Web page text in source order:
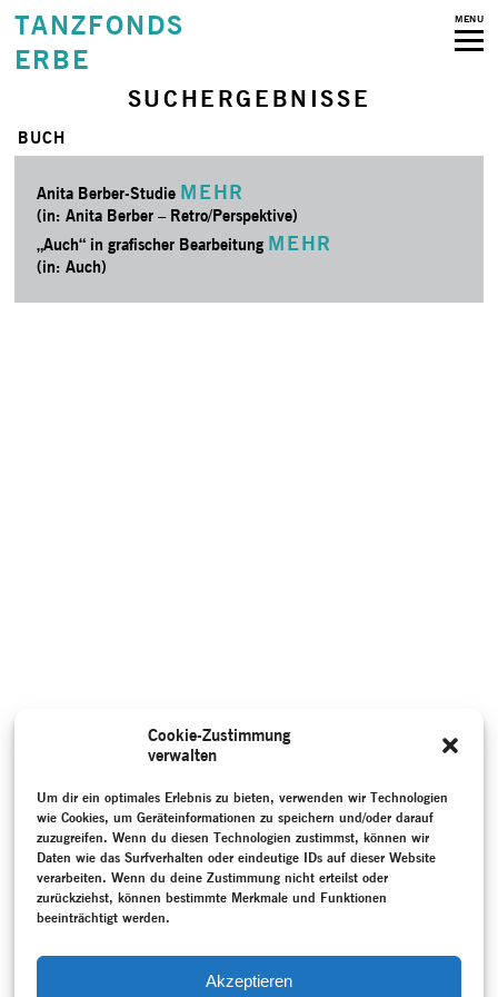
Cookie-Zustimmung
verwalten
Um dir ein optimales Erlebnis zu bieten, verwenden wir Technologien
wie Cookies, um Geräteinformationen zu speichern und/oder darauf
zuzugreifen. Wenn du diesen Technologien zustimmst, können wir
Daten wie das Surfverhalten oder eindeutige IDs auf dieser Website
verarbeiten. Wenn du deine Zustimmung nicht erteilst oder
zurückziehst, können bestimmte Merkmale und Funktionen
beeinträchtigt werden.
Akzeptieren
TANZFONDS
ERBE
MENU
SUCHERGEBNISSE
BUCH
Anita Berber-Studie MEHR
(in: Anita Berber – Retro/­Perspektive)
„Auch“ in grafischer Bearbeitung MEHR
(in: Auch)